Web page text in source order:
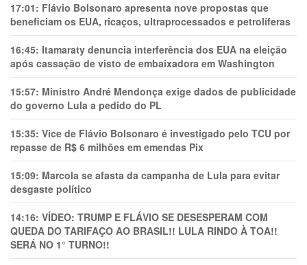
17:01: Flávio Bolsonaro apresenta nove propostas que
beneficiam os EUA, ricaços, ultraprocessados e petrolíferas
16:45: Itamaraty denuncia interferência dos EUA na eleição
após cassação de visto de embaixadora em Washington
15:57: Ministro André Mendonça exige dados de publicidade
do governo Lula a pedido do PL
15:35: Vice de Flávio Bolsonaro é investigado pelo TCU por
repasse de R$ 6 milhões em emendas Pix
15:09: Marcola se afasta da campanha de Lula para evitar
desgaste político
14:16: VÍDEO: TRUMP E FLÁVIO SE DESESPERAM COM
QUEDA DO TARIFAÇO AO BRASIL!! LULA RINDO À TOA!!
SERÁ NO 1° TURNO!!